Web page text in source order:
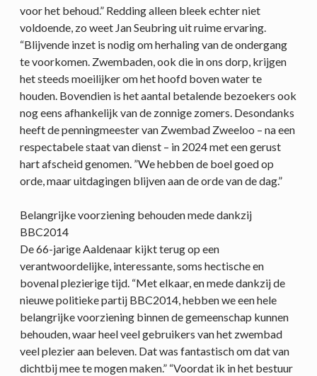
voor het behoud.” Redding alleen bleek echter niet
voldoende, zo weet Jan Seubring uit ruime ervaring.
“Blijvende inzet is nodig om herhaling van de ondergang
te voorkomen. Zwembaden, ook die in ons dorp, krijgen
het steeds moeilijker om het hoofd boven water te
houden. Bovendien is het aantal betalende bezoekers ook
nog eens afhankelijk van de zonnige zomers. Desondanks
heeft de penningmeester van Zwembad Zweeloo – na een
respectabele staat van dienst – in 2024 met een gerust
hart afscheid genomen. ”We hebben de boel goed op
orde, maar uitdagingen blijven aan de orde van de dag.”
Belangrijke voorziening behouden mede dankzij
BBC2014
De 66-jarige Aaldenaar kijkt terug op een
verantwoordelijke, interessante, soms hectische en
bovenal plezierige tijd. “Met elkaar, en mede dankzij de
nieuwe politieke partij BBC2014, hebben we een hele
belangrijke voorziening binnen de gemeenschap kunnen
behouden, waar heel veel gebruikers van het zwembad
veel plezier aan beleven. Dat was fantastisch om dat van
dichtbij mee te mogen maken.” “Voordat ik in het bestuur